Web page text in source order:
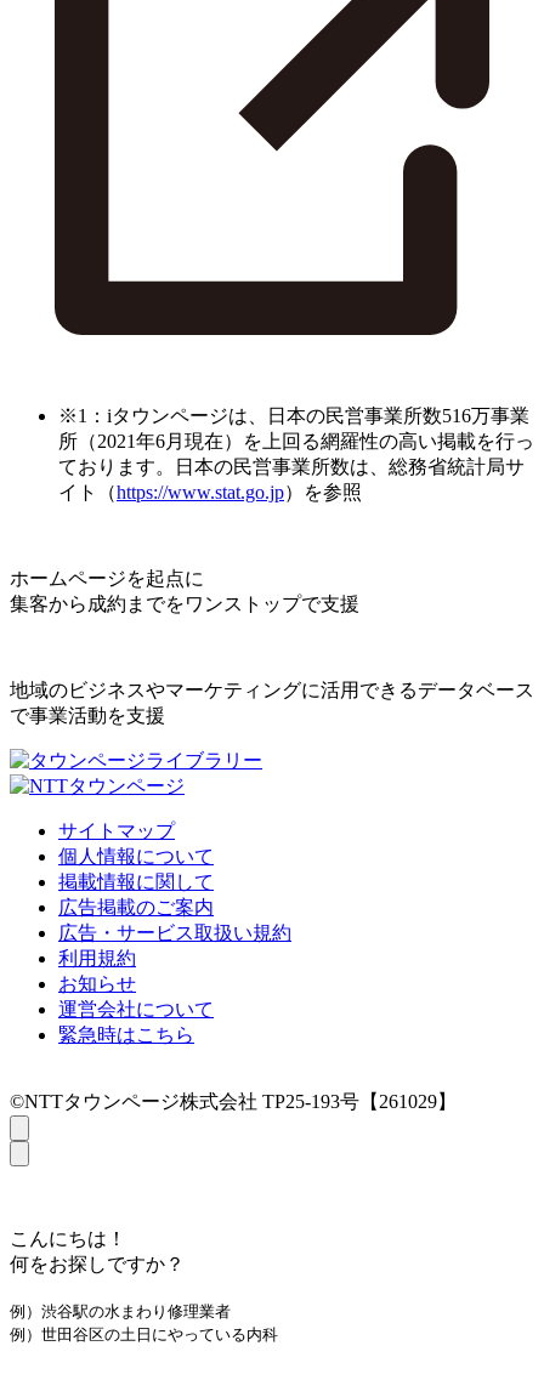
※1：iタウンページは、日本の民営事業所数516万事業
所（2021年6月現在）を上回る網羅性の高い掲載を行っ
ております。日本の民営事業所数は、総務省統計局サ
イト（https://www.stat.go.jp）を参照
ホームページを起点に
集客から成約までをワンストップで支援
地域のビジネスやマーケティングに活用できるデータベース
で事業活動を支援
サイトマップ
個人情報について
掲載情報に関して
広告掲載のご案内
広告・サービス取扱い規約
利用規約
お知らせ
運営会社について
緊急時はこちら
©NTTタウンページ株式会社 TP25-193号【261029】
こんにちは！
何をお探しですか？
例）渋谷駅の水まわり修理業者
例）世田谷区の土日にやっている内科